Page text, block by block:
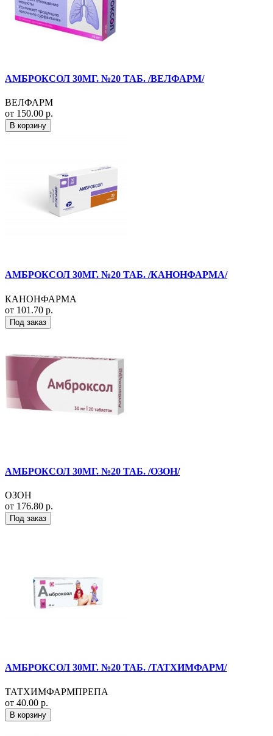
АМБРОКСОЛ 30МГ. №20 ТАБ. /ВЕЛФАРМ/
ВЕЛФАРМ
от 150.00 р.
В корзину
АМБРОКСОЛ 30МГ. №20 ТАБ. /КАНОНФАРМА/
КАНОНФАРМА
от 101.70 р.
Под заказ
АМБРОКСОЛ 30МГ. №20 ТАБ. /ОЗОН/
ОЗОН
от 176.80 р.
Под заказ
АМБРОКСОЛ 30МГ. №20 ТАБ. /ТАТХИМФАРМ/
ТАТХИМФАРМПРЕПА
от 40.00 р.
В корзину